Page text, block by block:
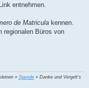
entnehmen.
de Matricula kennen.
regionalen Büros von
» Spende« Danke und Vergelt's